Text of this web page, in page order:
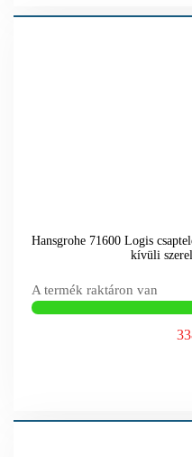
Hansgrohe 71600 Logis
kívüli
A termék raktáron van